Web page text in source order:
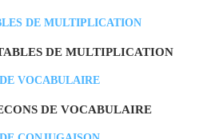
DE MULTIPLICATION
DE VOCABULAIRE